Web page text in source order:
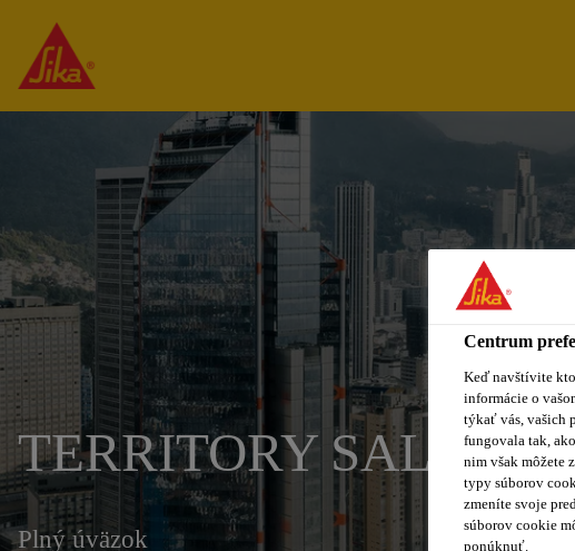
TERRITORY SALES
Plný úväzok
Centrum
Keď navštívite
informácie o
týkať vás, vašich
fungovala tak,
nim však môžete
typy súborov
zmeníte svoje
súborov cookie
ponúknuť.